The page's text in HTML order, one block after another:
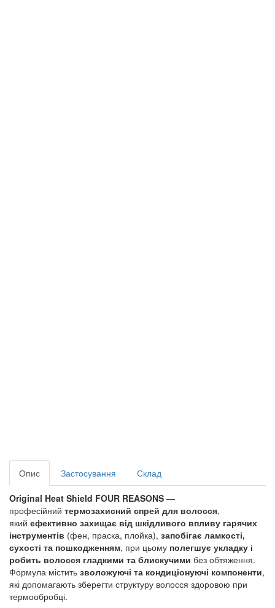
Опис Застосування Склад
Original Heat Shield FOUR REASONS —
професійний термозахисний спрей для волосся,
який ефективно захищає від шкідливого впливу гарячих
інструментів (фен, праска, плойка), запобігає ламкості,
сухості та пошкодженням, при цьому полегшує укладку і
робить волосся гладкими та блискучими без обтяження.
Формула містить зволожуючі та кондиціонуючі компоненти,
які допомагають зберегти структуру волосся здоровою при
термообробці.